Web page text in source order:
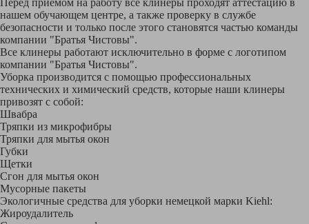
Перед приемом на работу все клинеры проходят аттестацию в
нашем обучающем центре, а также проверку в службе
безопасности и только после этого становятся частью команды
компании "Братья Чистовы".
Все клинеры работают исключительно в форме с логотипом
компании "Братья Чистовы".
Уборка производится с помощью профессиональных
технических и химический средств, которые наши клинеры
привозят с собой:
Швабра
Тряпки из микрофибры
Тряпки для мытья окон
Губки
Щетки
Сгон для мытья окон
Мусорные пакеты
Экологичные средства для уборки немецкой марки Kiehl:
Жироудалитель